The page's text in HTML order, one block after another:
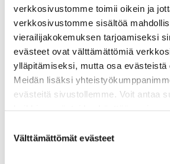
verkkosivustomme toimii oikein ja
verkkosivustomme sisältöä
vierailijakokemuksen tarjoamiseksi
evästeet ovat välttämättömiä
ylläpitämiseksi, mutta osa evästeistä
Meidän lisäksi
evästeitä sivustollemme. Voit antaa
myöhemmin ”Evästeasetukset” -linkin
valinta
Välttämättömät evästeet
Materiaali